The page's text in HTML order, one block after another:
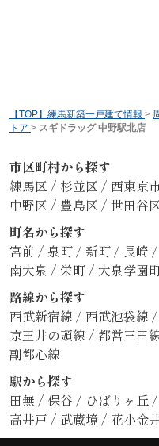
【TOP】練馬新築一戸建て情報 >
トア > スギドラッグ 中野駅北店
市区町村から探す
練馬区 / 杉並区 / 西東京
中野区 / 豊島区 / 世田谷
町名から探す
宮前 / 泉町 / 新町 / 長崎 /
南大泉 / 栄町 / 大泉学園
路線から探す
西武新宿線 / 西武池袋線 /
京王井の頭線 / 都営三田
副都心線
駅から探す
田無 / 保谷 / ひばりヶ丘 /
高井戸 / 武蔵境 / 花小金